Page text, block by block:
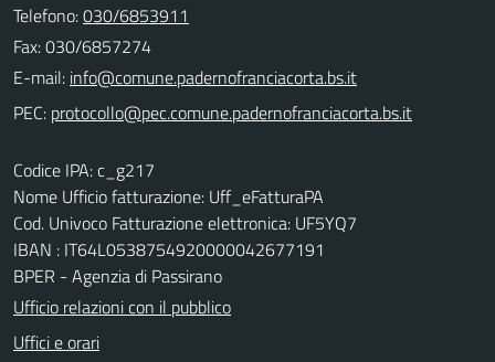
Telefono:030/6853911
Fax: 030/6857274
E-mail:
PEC:
Codice IPA: c_g217
Nome Ufficio fatturazione: Uff_eFatturaPA
Cod. Univoco Fatturazione elettronica: UF5YQ7
IBAN : IT64L0538754920000042677191
BPER - Agenzia di Passirano
Ufficio relazioni con il pubblico
Uffici e orari